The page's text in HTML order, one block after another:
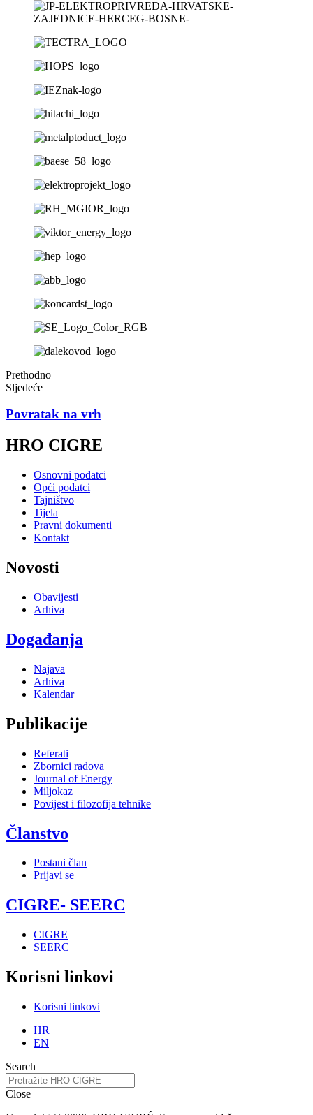
Prethodno
Sljedeće
Povratak na vrh
HRO CIGRE
Osnovni podatci
Opći podatci
Tajništvo
Tijela
Pravni dokumenti
Kontakt
Novosti
Obavijesti
Arhiva
Događanja
Najava
Arhiva
Kalendar
Publikacije
Referati
Zbornici radova
Journal of Energy
Miljokaz
Povijest i filozofija tehnike
Članstvo
Postani član
Prijavi se
CIGRE- SEERC
CIGRE
SEERC
Korisni linkovi
Korisni linkovi
HR
EN
Search
Close